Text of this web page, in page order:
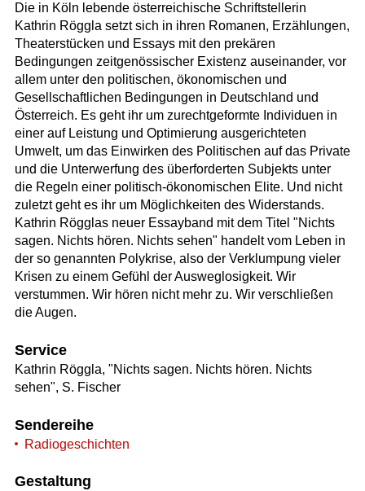
Die in Köln lebende österreichische Schriftstellerin
Kathrin Röggla setzt sich in ihren Romanen, Erzählungen,
Theaterstücken und Essays mit den prekären
Bedingungen zeitgenössischer Existenz auseinander, vor
allem unter den politischen, ökonomischen und
Gesellschaftlichen Bedingungen in Deutschland und
Österreich. Es geht ihr um zurechtgeformte Individuen in
einer auf Leistung und Optimierung ausgerichteten
Umwelt, um das Einwirken des Politischen auf das Private
und die Unterwerfung des überforderten Subjekts unter
die Regeln einer politisch-ökonomischen Elite. Und nicht
zuletzt geht es ihr um Möglichkeiten des Widerstands.
Kathrin Rögglas neuer Essayband mit dem Titel "Nichts
sagen. Nichts hören. Nichts sehen" handelt vom Leben in
der so genannten Polykrise, also der Verklumpung vieler
Krisen zu einem Gefühl der Ausweglosigkeit. Wir
verstummen. Wir hören nicht mehr zu. Wir verschließen
die Augen.
Service
Kathrin Röggla, "Nichts sagen. Nichts hören. Nichts
sehen", S. Fischer
Sendereihe
Radiogeschichten
Gestaltung